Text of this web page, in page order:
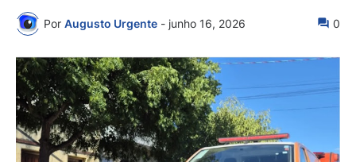
Por Augusto Urgente - junho 16, 2026 0